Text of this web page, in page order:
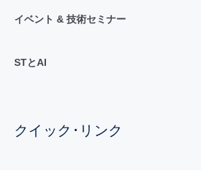
イベント & 技術セミナー
STとAI
クイック･リンク